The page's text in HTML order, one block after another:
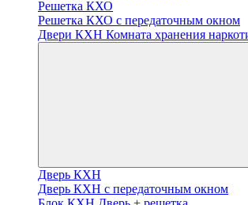
Решетка КХО
Решетка КХО с передаточным окном
Двери КХН Комната хранения
Дверь КХН
Дверь КХН с передаточным окном